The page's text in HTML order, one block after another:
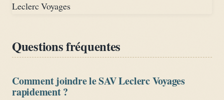
Questions fréquentes
Comment joindre le SAV Leclerc Voyages
rapidement ?